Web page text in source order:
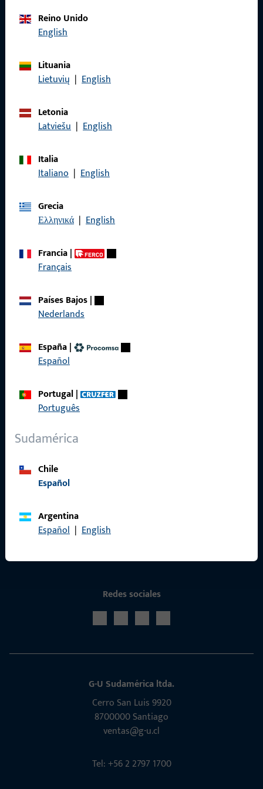
Póngase en contacto con nosotros
Reino Unido
English
Lituania
Lietuvių | English
Letonia
Latviešu | English
Italia
Italiano | English
Grecia
Ελληνικά | English
Francia|
Français
Países Bajos|
Nederlands
España|
Español
Portugal|
Português
Sudamérica
Chile
Español
Argentina
Español | English
Protección de datos
Carrera
Catálogo de productos
Redes sociales
G-U Sudamérica ltda.
Cerro San Luis 9920
8700000 Santiago
ventas@g-u.cl
Tel: +56 2 2797 1700